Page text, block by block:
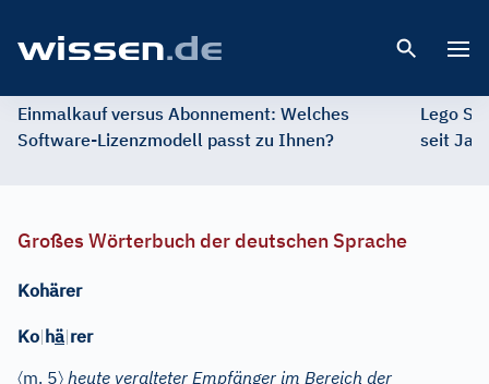
Einmalkauf versus Abonnement: Welches
Software-Lizenzmodell passt zu Ihnen?
Lego
seit
Großes Wörterbuch der deutschen Sprache
Kohärer
Ko|hä|rer
〈m. 5〉 heute veralteter Empfänger im Bereich der